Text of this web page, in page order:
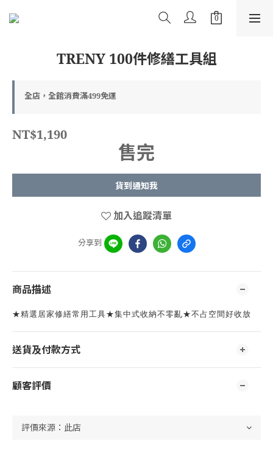
TRENY 100件修繕工具組
全店，全館消費滿499免運
NT$1,190
售完
貨到通知我
加入追蹤清單
分享到
商品描述
★精選居家修繕常用工具★集中式收納不零亂★不占空間好收放
送貨及付款方式
顧客評價